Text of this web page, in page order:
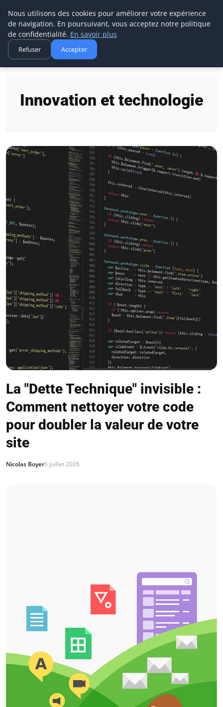
Aecme
Accueil Innovation et technologie
Innovation et technologie
La "Dette Technique" invisible :
Comment nettoyer votre code
pour doubler la valeur de votre
site
Nicolas Boyer6 juillet 2026
Nous utilisons des cookies pour améliorer votre expérience
de navigation. En poursuivant, vous acceptez notre politique
de confidentialité. En savoir plus
Refuser Accepter